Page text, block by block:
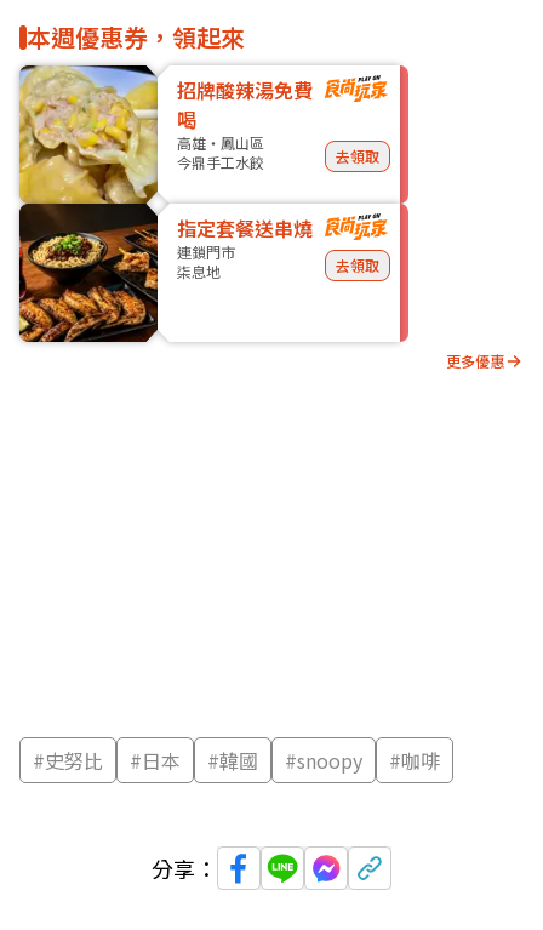
本週優惠券，領起來
招牌酸辣湯免費
喝
高雄・鳳山區
今鼎手工水餃
去領取
指定套餐送串燒
連鎖門市
柒息地
去領取
更多優惠
#史努比 #日本 #韓國 #snoopy #咖啡
分享：